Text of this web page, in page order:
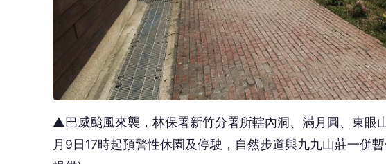
▲巴威颱風來襲，林保署新竹分署所轄內洞、滿月圓、東眼
月9日17時起預警性休園及停駛，自然步道與九九山莊一併